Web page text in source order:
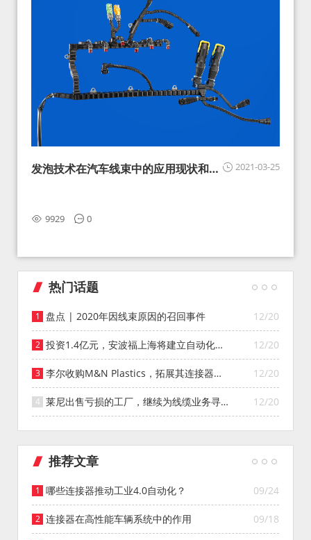
2021-03-25
发泡技术在汽车线束中的应用现状和展
9929 0
热门话题
12/20
盘点 | 2020年因线束原因的召回事件
12/20
投资1.4亿元，安波福上海将建立自动化智
能仓库
12/20
李尔收购M&N Plastics，拓展其连接器系
统业务
12/20
莱尼出售亏损的工厂，继续为线缆业务寻找
投资者
推荐文章
09/24
哪些连接器推动工业4.0自动化？
09/18
连接器在高性能车辆系统中的作用